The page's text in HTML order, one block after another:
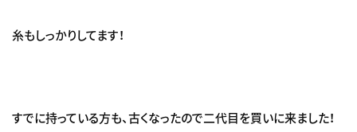
糸もしっかりしてます！
すでに持っている方も、古くなったので二代目を買いに来ました！